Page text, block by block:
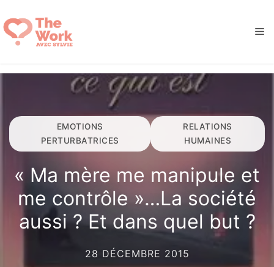
au
contenu
EMOTIONS
PERTURBATRICES
RELATIONS
HUMAINES
« Ma mère me manipule et
me contrôle »…La société
aussi ? Et dans quel but ?
28 DÉCEMBRE 2015